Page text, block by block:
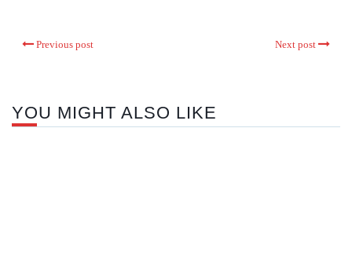
Previous post Next post
YOU MIGHT ALSO LIKE